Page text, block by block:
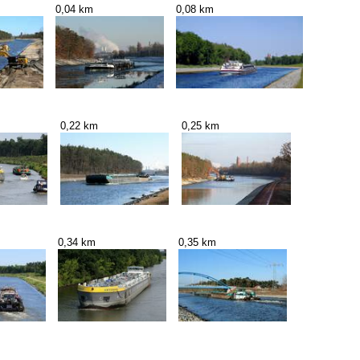
0,04 km 0,08 km
0,22 km 0,25 km
0,34 km 0,35 km